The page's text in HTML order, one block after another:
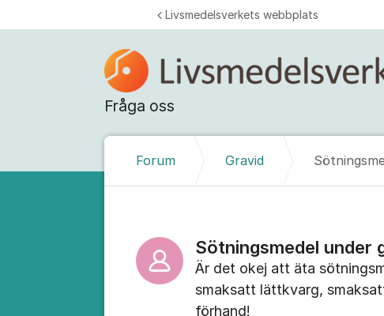
Fråga oss
Livsmedelsverkets webbplats
Forum Gravid
Sötningsmedel under
Är det okej att äta
smaksatt lättkvarg,
förhand!